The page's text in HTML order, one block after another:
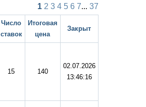
1 2 3 4 5 6 7... 37
Число
ставок
Итоговая
цена
Закрыт
15 140
02.07.2026
13:46:16